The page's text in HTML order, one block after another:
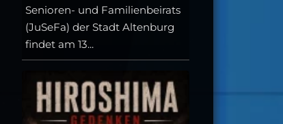
Senioren- und Familienbeirats
(JuSeFa) der Stadt Altenburg
findet am 13...